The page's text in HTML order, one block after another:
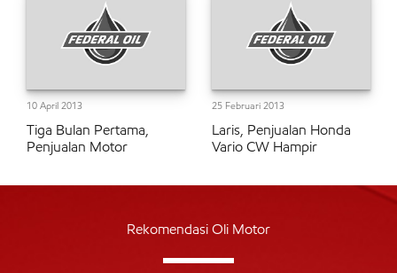
10 April 2013
Tiga Bulan Pertama,
Penjualan Motor
25 Februari 2013
Laris, Penjualan Honda
Vario CW Hampir
Rekomendasi Oli Motor